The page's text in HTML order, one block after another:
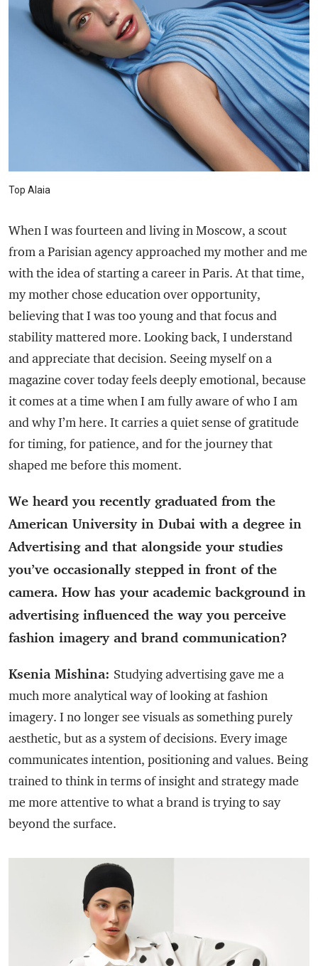
Top Alaia
When I was fourteen and living in Moscow, a scout
from a Parisian agency approached my mother and me
with the idea of starting a career in Paris. At that time,
my mother chose education over opportunity,
believing that I was too young and that focus and
stability mattered more. Looking back, I understand
and appreciate that decision. Seeing myself on a
magazine cover today feels deeply emotional, because
it comes at a time when I am fully aware of who I am
and why I’m here. It carries a quiet sense of gratitude
for timing, for patience, and for the journey that
shaped me before this moment.
We heard you recently graduated from the
American University in Dubai with a degree in
Advertising and that alongside your studies
you’ve occasionally stepped in front of the
camera. How has your academic background in
advertising influenced the way you perceive
fashion imagery and brand communication?
Ksenia Mishina: Studying advertising gave me a
much more analytical way of looking at fashion
imagery. I no longer see visuals as something purely
aesthetic, but as a system of decisions. Every image
communicates intention, positioning and values. Being
trained to think in terms of insight and strategy made
me more attentive to what a brand is trying to say
beyond the surface.